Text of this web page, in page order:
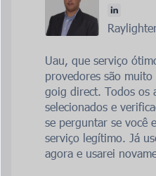
Uau, que serviço
provedores são
goig direct. Todos os
selecionados e
se perguntar se você
serviço legítimo. Já
agora e usarei